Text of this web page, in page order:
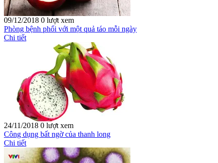
09/12/2018 0 lượt xem
Phòng bệnh phổi với một quả táo mỗi ngày
Chi tiết
24/11/2018 0 lượt xem
Công dụng bất ngờ của thanh long
Chi tiết